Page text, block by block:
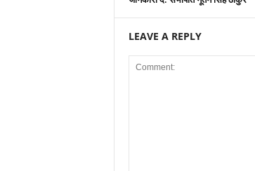
LEAVE A REPLY